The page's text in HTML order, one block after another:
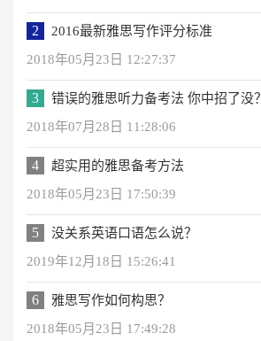
2
2016最新雅思写作评分标准
2018年05月23日 12:27:37
3
错误的雅思听力备考法 你中招了没？
2018年07月28日 11:28:06
4
超实用的雅思备考方法
2018年05月23日 17:50:39
5
没关系英语口语怎么说？
2019年12月18日 15:26:41
6
雅思写作如何构思？
2018年05月23日 17:49:28